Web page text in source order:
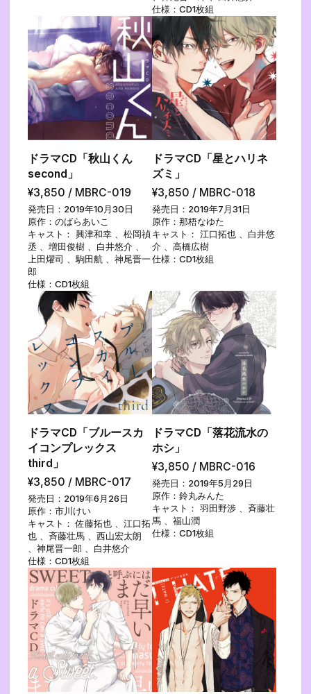
仕様：CD1枚組
ドラマCD「秋山くん
second」
¥3,850 / MBRC-019
発売日：2019年10月30日
原作：のばらあいこ
キャスト： 興津和幸 、松岡禎
丞 、増田俊樹 、白井悠介 、
上田燿司 、駒田航 、神尾晋一
郎
仕様：CD1枚組
ドラマCD「星とハリネ
ズミ」
¥3,850 / MBRC-018
発売日：2019年7月31日
原作：那梧なゆた
キャスト： 江口拓也 、白井悠
介 、高橋広樹
仕様：CD1枚組
ドラマCD「ブルースカ
イコンプレックス
third」
¥3,850 / MBRC-017
発売日：2019年6月26日
原作：市川けい
キャスト： 佐藤拓也 、江口拓
也 、斉藤壮馬 、西山宏太朗
、神尾晋一郎 、白井悠介
仕様：CD1枚組
ドラマCD「落花流水の
ホシ」
¥3,850 / MBRC-016
発売日：2019年5月29日
原作：鈴丸みんた
キャスト： 羽田野渉 、斉藤壮
馬 、福山潤
仕様：CD1枚組